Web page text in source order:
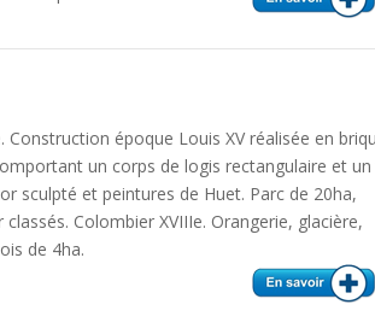
Construction époque Louis XV réalisée en
un corps de logis rectangulaire et
sculpté et peintures de Huet. Parc de 20ha,
Colombier XVIIIe. Orangerie, glacière,
de 4ha.